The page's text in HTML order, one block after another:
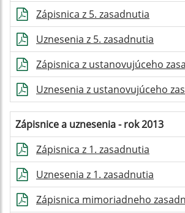
Zápisnica z 5. zasadnutia
Uznesenia z 5. zasadnutia
Zápisnica z ustanovujúceho
Uznesenia z ustanovujúceho
Zápisnice a uznesenia - rok 2013
Zápisnica z 1. zasadnutia
Uznesenia z 1. zasadnutia
Zápisnica mimoriadneho